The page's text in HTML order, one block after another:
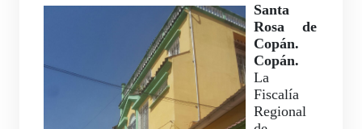
Santa
Rosa de
Copán.
Copán.
La
Fiscalía
Regional